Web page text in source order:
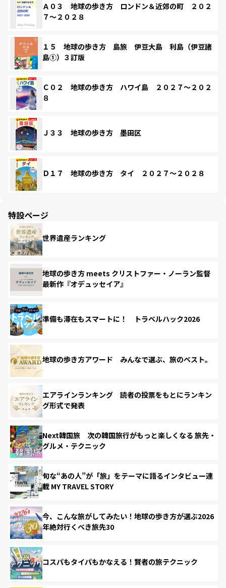
Ａ０３ 地球の歩き方 ロンドン＆近郊の町 ２０２
７～２０２８
１５ 地球の歩き方 島旅 伊豆大島 利島（伊豆諸
島①）３訂版
Ｃ０２ 地球の歩き方 ハワイ島 ２０２７～２０２
８
Ｊ３３ 地球の歩き方 墨田区
Ｄ１７ 地球の歩き方 タイ ２０２７～２０２８
特設ページ
世界遺産ランキング
地球の歩き方 meets クリストファー・ノーラン監督
最新作『オデュッセイア』
準備も滞在もスマートに！ トラベルハック2026
地球の歩き方アワード みんなで選ぶ、旅のベスト。
エアラインランキング 読者の投票をもとにランキン
グ形式で発表
Next韓国旅 次の韓国旅行がもっと楽しくなる 旅先・
グルメ・テクニック
旬な“あの人”が「旅」をテーマに語るインタビュー連
載 MY TRAVEL STORY
今、こんな旅がしてみたい！地球の歩き方が選ぶ2026
年絶対行くべき旅先30
コスパもタイパもかなえる！賢者の旅テクニック